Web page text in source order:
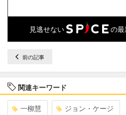
見逃せない の最
前の記事
関連キーワード
一柳慧 ジョン・ケージ